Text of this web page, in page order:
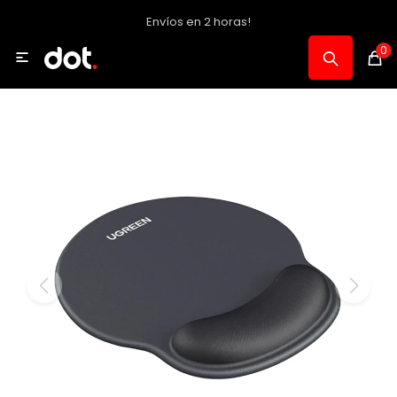
Envíos en 2 horas!
0

Celulares, Relojes y Tablets
Informática
Audio, Foto y Video